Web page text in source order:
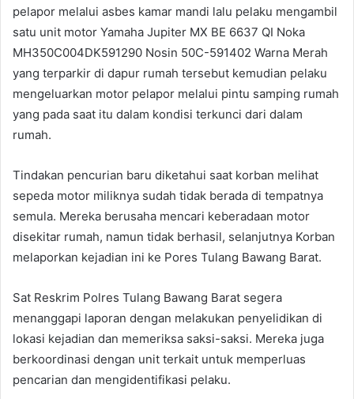
pelapor melalui asbes kamar mandi lalu pelaku mengambil
satu unit motor Yamaha Jupiter MX BE 6637 QI Noka
MH350C004DK591290 Nosin 50C-591402 Warna Merah
yang terparkir di dapur rumah tersebut kemudian pelaku
mengeluarkan motor pelapor melalui pintu samping rumah
yang pada saat itu dalam kondisi terkunci dari dalam
rumah.
Tindakan pencurian baru diketahui saat korban melihat
sepeda motor miliknya sudah tidak berada di tempatnya
semula. Mereka berusaha mencari keberadaan motor
disekitar rumah, namun tidak berhasil, selanjutnya Korban
melaporkan kejadian ini ke Pores Tulang Bawang Barat.
Sat Reskrim Polres Tulang Bawang Barat segera
menanggapi laporan dengan melakukan penyelidikan di
lokasi kejadian dan memeriksa saksi-saksi. Mereka juga
berkoordinasi dengan unit terkait untuk memperluas
pencarian dan mengidentifikasi pelaku.